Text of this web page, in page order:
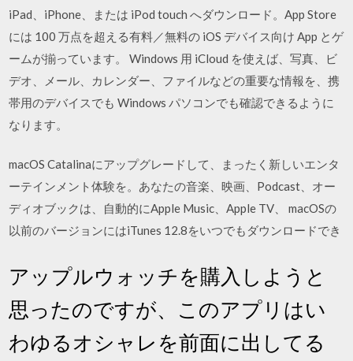
iPad、iPhone、または iPod touch へダウンロード。App Store
には 100 万点を超える有料／無料の iOS デバイス向け App とゲ
ームが揃っています。 Windows 用 iCloud を使えば、写真、ビ
デオ、メール、カレンダー、ファイルなどの重要な情報を、携
帯用のデバイスでも Windows パソコンでも確認できるように
なります。
macOS Catalinaにアップグレードして、まったく新しいエンタ
ーテインメント体験を。あなたの音楽、映画、Podcast、オー
ディオブックは、自動的にApple Music、Apple TV、 macOSの
以前のバージョンにはiTunes 12.8をいつでもダウンロードでき
アップルウォッチを購入しようと
思ったのですが、このアプリはい
わゆるオシャレを前面に出してる